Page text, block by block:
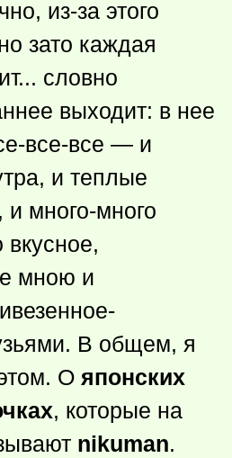
из-за этого
зато каждая
словно
выходит: в нее
все-все — и
и теплые
много-много
вкусное,
мною и
В общем, я
О японских
, которые на
nikuman.